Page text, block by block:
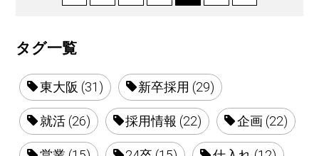
タグ一覧
東大阪 (31) 新卒採用 (29)
就活 (26) 採用情報 (22) 企画 (22)